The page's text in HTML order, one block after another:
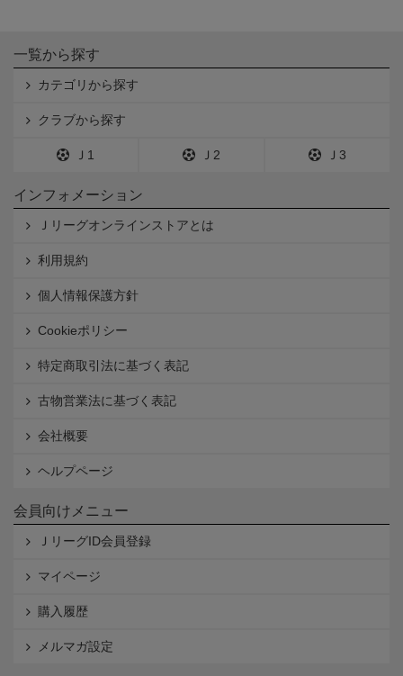
一覧から探す
カテゴリから探す
クラブから探す
Ｊ1 Ｊ2 Ｊ3
インフォメーション
Ｊリーグオンラインストアとは
利用規約
個人情報保護方針
Cookieポリシー
特定商取引法に基づく表記
古物営業法に基づく表記
会社概要
ヘルプページ
会員向けメニュー
ＪリーグID会員登録
マイページ
購入履歴
メルマガ設定